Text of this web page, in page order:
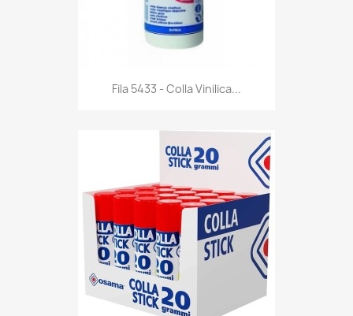
Anteprima
Fila 5433 - Colla Vinilica...